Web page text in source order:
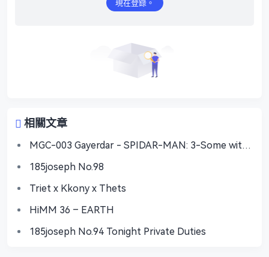
現在登錄。
相關文章
MGC-003 Gayerdar - SPIDAR-MAN: 3-Some with
185joseph No.98
Triet x Kkony x Thets
HiMM 36 – EARTH
185joseph No.94 Tonight Private Duties